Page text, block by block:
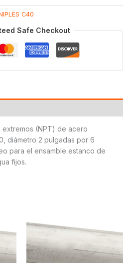
C40
Safe Checkout
(NPT) de acero
diámetro 2 pulgadas por 6
para el ensamble estanco de
fijos.